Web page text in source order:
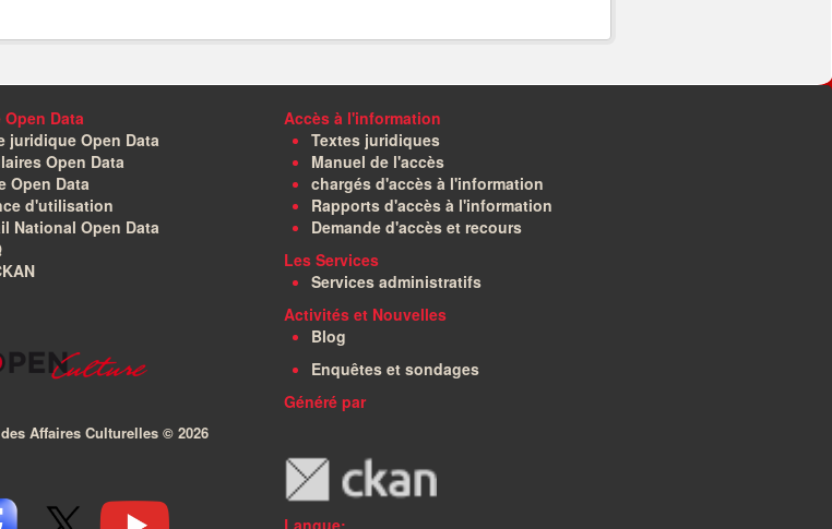
Data
juridique Open Data
Open Data
Open Data
d'utilisation
National Open Data
Affaires Culturelles © 2026
Accès à l'information
Textes juridiques
Manuel de l'accès
chargés d'accès à l'information
Rapports d'accès à l'information
Demande d'accès et recours
Les Services
Services administratifs
Activités et Nouvelles
Blog
Enquêtes et sondages
Généré par